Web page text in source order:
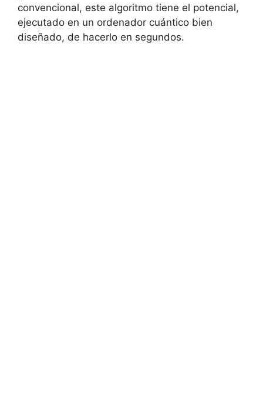
convencional, este algoritmo tiene el potencial,
ejecutado en un ordenador cuántico bien
diseñado, de hacerlo en segundos.